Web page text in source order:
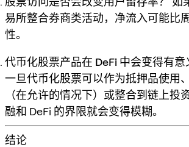
易所整合券商类活动，净流入可能比
性。
代币化股票产品在 DeFi 中会变得有意
一旦代币化股票可以作为抵押品使用
（在允许的情况下）或整合到链上投
融和 DeFi 的界限就会变得模糊。
结论